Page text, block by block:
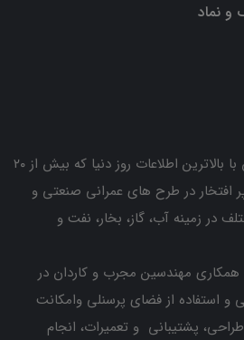
و نماد
مجموعه ای مستقر در تهران با بالاترین اطلاعات روز دنیا که بیش از ۲۰
افتخار در طرح های عمرانی صنعتی و
در زمینه آب، گاز، بخار، نفت و
همکاری مهندسین مجرب و کاردان ‌در
استفاده از فضای پرسنلی وامکانت
پشتیبانی و تعمیرات، انجام